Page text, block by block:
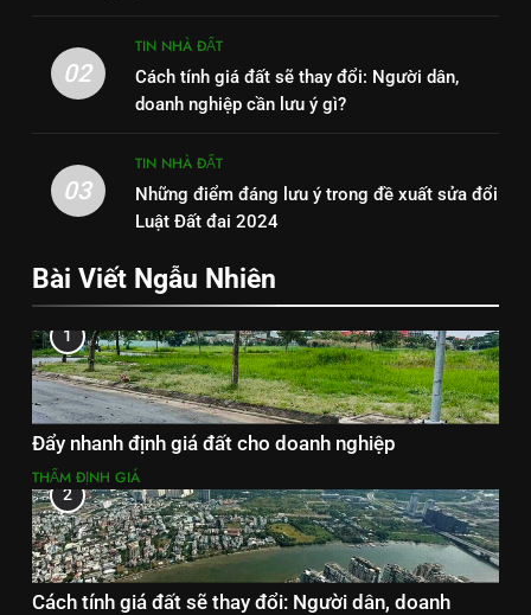
02
TIN NHÀ ĐẤT
Cách tính giá đất sẽ thay đổi: Người dân,
doanh nghiệp cần lưu ý gì?
03
TIN NHÀ ĐẤT
Những điểm đáng lưu ý trong đề xuất sửa đổi
Luật Đất đai 2024
Bài Viết Ngẫu Nhiên
1
Đẩy nhanh định giá đất cho doanh nghiệp
THẨM ĐỊNH GIÁ
2
Cách tính giá đất sẽ thay đổi: Người dân, doanh